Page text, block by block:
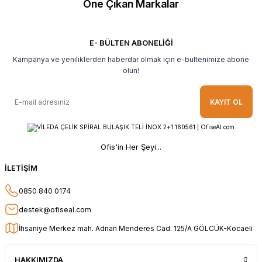
hediye ile geldi Teşekkür ederim Tavsiye
Ahmet Yılmaz | 29/04/2026
paketlenmiş, sorunsuz teslim aldım,
O... A... | 10/02/2026
Teşekkür ederim.
E... Ö... | 14/01/2026
Öne Çıkan Markalar
E- BÜLTEN ABONELİĞİ
Kampanya ve yeniliklerden haberdar olmak için e-bültenimize abone
olun!
KAYIT OL
Ofis'in Her Şeyi...
İLETİŞİM
0850 840 0174
destek@ofiseal.com
İhsaniye Merkez mah. Adnan Menderes Cad. 125/A GÖLCÜK-Kocaeli
HAKKIMIZDA